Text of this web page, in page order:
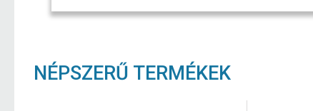
NÉPSZERŰ TERMÉKEK